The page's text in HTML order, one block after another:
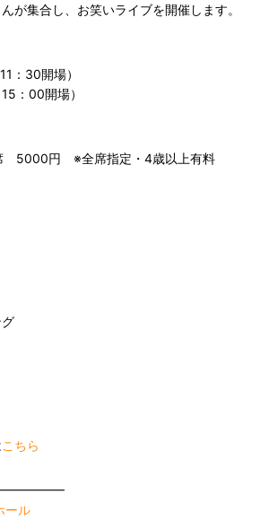
が集合し、お笑いライブを開催します。
：30開場）
：00開場）
円 ※全席指定・4歳以上有料
こちら
ール